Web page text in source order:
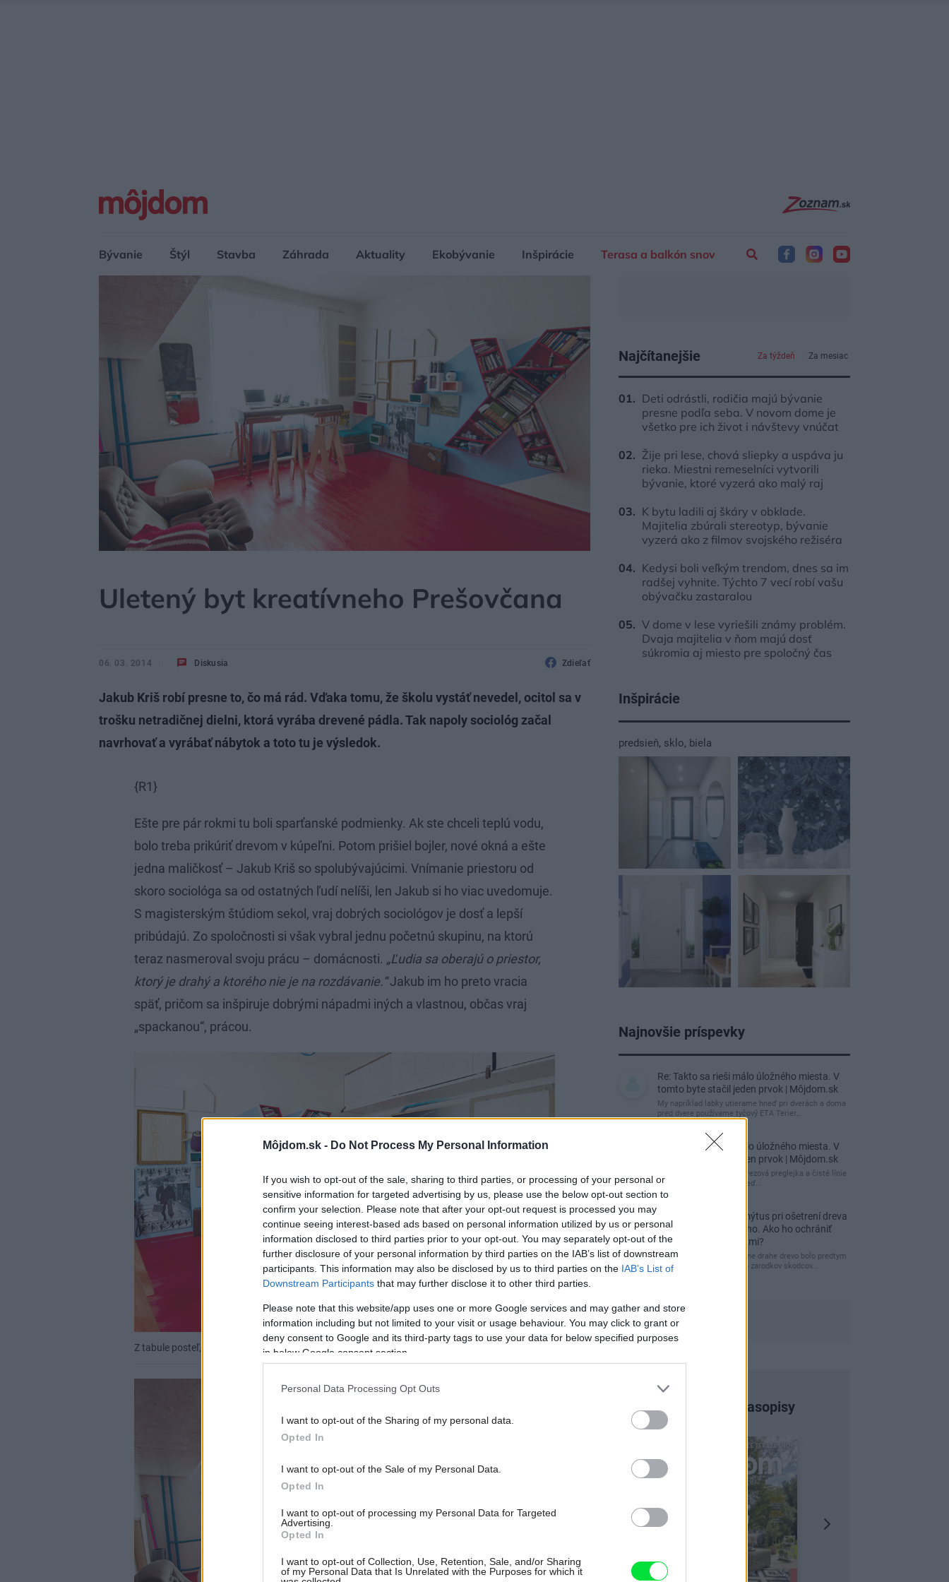
Môjdom.sk - Do Not Process My Personal Information
If you wish to opt-out of the sale, sharing to third parties, or processing of your personal or
sensitive information for targeted advertising by us, please use the below opt-out section to
confirm your selection. Please note that after your opt-out request is processed you may
continue seeing interest-based ads based on personal information utilized by us or personal
information disclosed to third parties prior to your opt-out. You may separately opt-out of the
further disclosure of your personal information by third parties on the IAB’s list of downstream
participants. This information may also be disclosed by us to third parties on the IAB’s List of
Downstream Participants that may further disclose it to other third parties.
Please note that this website/app uses one or more Google services and may gather and store
information including but not limited to your visit or usage behaviour. You may click to grant or
deny consent to Google and its third-party tags to use your data for below specified purposes
in below Google consent section.
Personal Data Processing Opt Outs
I want to opt-out of the Sharing of my personal data.
Opted In
I want to opt-out of the Sale of my Personal Data.
Opted In
I want to opt-out of processing my Personal Data for Targeted
Advertising.
Opted In
I want to opt-out of Collection, Use, Retention, Sale, and/or Sharing
of my Personal Data that Is Unrelated with the Purposes for which it
Bývanie Štýl Stavba Záhrada Aktuality Ekobývanie Inšpirácie Terasa a balkón snov
Uletený byt kreatívneho Prešovčana
06. 03. 2014 Diskusia Zdieľať
Jakub Kriš robí presne to, čo má rád. Vďaka tomu, že školu vystáť nevedel, ocitol sa v
trošku netradičnej dielni, ktorá vyrába drevené pádla. Tak napoly sociológ začal
navrhovať a vyrábať nábytok a toto tu je výsledok.
{R1}
Ešte pre pár rokmi tu boli sparťanské podmienky. Ak ste chceli teplú vodu,
bolo treba prikúriť drevom v kúpeľni. Potom prišiel bojler, nové okná a ešte
jedna maličkosť – Jakub Kriš so spolubývajúcimi. Vnímanie priestoru od
skoro sociológa sa od ostatných ľudí nelíši, len Jakub si ho viac uvedomuje.
S magisterským štúdiom sekol, vraj dobrých sociológov je dosť a lepší
pribúdajú. Zo spoločnosti si však vybral jednu početnú skupinu, na ktorú
teraz nasmeroval svoju prácu – domácnosti. „Ľudia sa oberajú o priestor,
ktorý je drahý a ktorého nie je na rozdávanie.“Jakub im ho preto vracia
späť, pričom sa inšpiruje dobrými nápadmi iných a vlastnou, občas vraj
„spackanou“, prácou.
Z tabule posteľ, z postele tabuľa. Stačí zdvihnúť alebo zložiť.
Najčítanejšie Za týždeň Za mesiac
Deti odrástli, rodičia majú bývanie
presne podľa seba. V novom dome je
všetko pre ich život i návštevy vnúčat
Žije pri lese, chová sliepky a uspáva ju
rieka. Miestni remeselníci vytvorili
bývanie, ktoré vyzerá ako malý raj
K bytu ladili aj škáry v obklade.
Majitelia zbúrali stereotyp, bývanie
vyzerá ako z filmov svojského režiséra
Kedysi boli veľkým trendom, dnes sa im
radšej vyhnite. Týchto 7 vecí robí vašu
obývačku zastaralou
V dome v lese vyriešili známy problém.
Dvaja majitelia v ňom majú dosť
súkromia aj miesto pre spoločný čas
Inšpirácie
predsieň, sklo, biela
Najnovšie príspevky
Re: Takto sa rieši málo úložného miesta. V
tomto byte stačil jeden prvok | Môjdom.sk
My napríklad labky utierame hneď pri dverách a doma
pred dvere používame tyčový ETA Terier…
Re: Takto sa rieši málo úložného miesta. V
tomto byte stačil jeden prvok | Môjdom.sk
Dizajn je to nádherný, tá brezová preglejka a čisté línie
vyzerajú super. Ale vždy, keď…
Re: Toto je najväčší mýtus pri ošetrení dreva
a môže vás vyjsť draho. Ako ho ochrániť
pred hnitím a škodcami?
clovek by cakal ze vysusene drahe drevo bolo predtym
naparovane aby sa zbavilo zarodkov skodcov...
Najnovšie časopisy